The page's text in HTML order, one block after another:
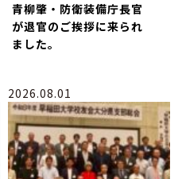
青柳肇・防衛装備庁長官
が退官のご挨拶に来られ
ました。
2026.08.01